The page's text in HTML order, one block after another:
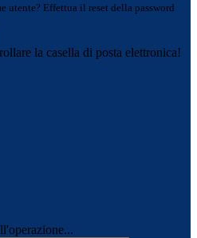
utente? Effettua il reset della password
la casella di posta elettronica!